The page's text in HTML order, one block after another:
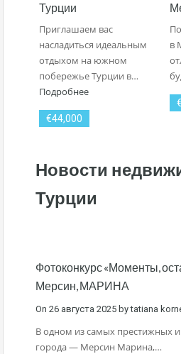
Турции
Приглашаем вас
насладиться идеальным
отдыхом на южном
побережье Турции в…
Подробнее
€44,000
в
Новости
Турции
Фотоконкурс «Моменты,
Мерсин, МАРИНА
On 26 августа 2025 bytatiana
В одном из самых престижных
города — Мерсин Марина,…